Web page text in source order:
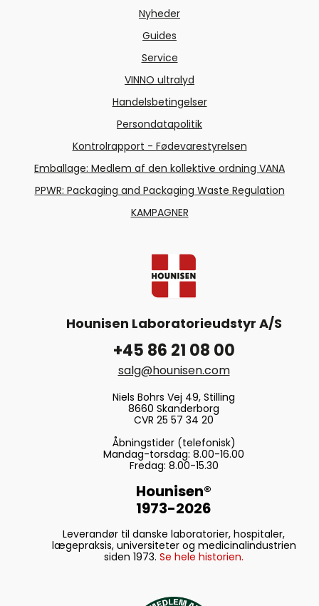
Nyheder
Guides
Service
VINNO ultralyd
Handelsbetingelser
Persondatapolitik
Kontrolrapport - Fødevarestyrelsen
Emballage: Medlem af den kollektive ordning VANA
PPWR: Packaging and Packaging Waste Regulation
KAMPAGNER
Hounisen Laboratorieudstyr A/S
+45 86 21 08 00
salg@hounisen.com
Niels Bohrs Vej 49, Stilling
8660 Skanderborg
CVR 25 57 34 20
Åbningstider (telefonisk)
Mandag-torsdag: 8.00-16.00
Fredag: 8.00-15.30
Hounisen®
1973-2026
Leverandør til danske laboratorier, hospitaler,
lægepraksis, universiteter og medicinalindustrien
siden 1973. Se hele historien.